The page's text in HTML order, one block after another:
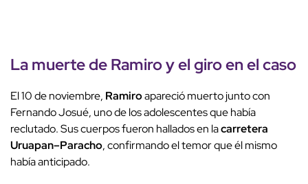
La muerte deRamiroy el giro en el caso
El 10 de noviembre, Ramiroapareció muerto junto con
Fernando Josué, uno de los adolescentes que había
reclutado. Sus cuerpos fueron hallados en lacarretera
Uruapan–Paracho, confirmando el temor que él mismo
había anticipado.